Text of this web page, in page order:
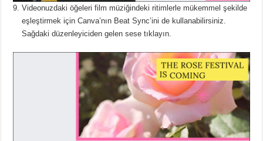
Videonuzdaki öğeleri film müziğindeki ritimlerle mükemmel şekilde
eşleştirmek için Canva’nın Beat Sync’ini de kullanabilirsiniz.
Sağdaki düzenleyiciden gelen sese tıklayın.